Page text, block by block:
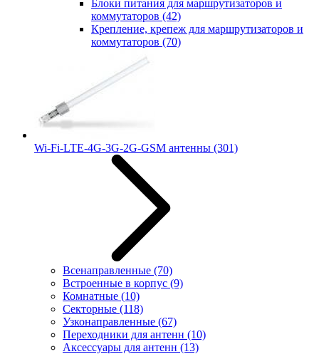
Блоки питания для маршрутизаторов и
коммутаторов (42)
Крепление, крепеж для маршрутизаторов и
коммутаторов (70)
Wi-Fi-LTE-4G-3G-2G-GSM антенны (301)
Всенаправленные (70)
Встроенные в корпус (9)
Комнатные (10)
Секторные (118)
Узконаправленные (67)
Переходники для антенн (10)
Аксессуары для антенн (13)